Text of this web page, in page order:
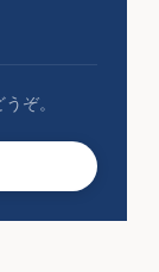
ぞ。